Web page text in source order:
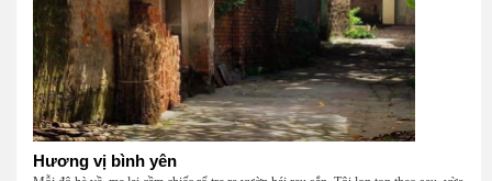
Hương vị bình yên